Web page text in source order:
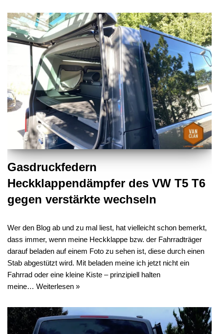
Gasdruckfedern
Heckklappendämpfer des VW T5 T6
gegen verstärkte wechseln
Wer den Blog ab und zu mal liest, hat vielleicht schon bemerkt,
dass immer, wenn meine Heckklappe bzw. der Fahrradträger
darauf beladen auf einem Foto zu sehen ist, diese durch einen
Stab abgestützt wird. Mit beladen meine ich jetzt nicht ein
Fahrrad oder eine kleine Kiste – prinzipiell halten
meine… Weiterlesen »